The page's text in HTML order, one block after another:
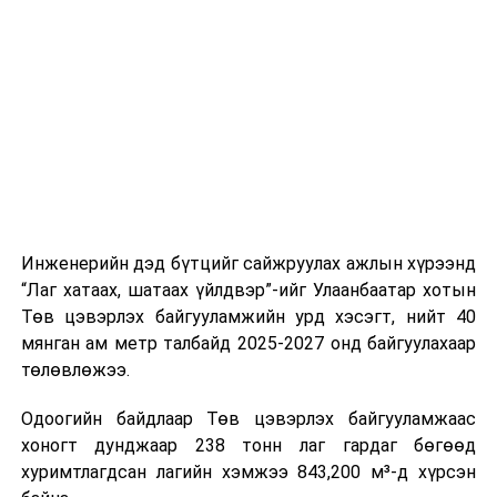
өдөр тутмын ажлын бэлэн байдлыг хангах зэрэг
практик ур чадварыг сургалтын хөтөлбөрт тусгажээ.
Сургалтыг танилцуулах лекц, асуулт-хариулт,
жишээнд суурилсан сургалт, багаар ажиллах дасгал,
танилцах, онцгой нөхцөлд ажиллах дадлага зэрэг
онол, практик хосолсон хэлбэрээр зохион байгуулж
байна.
Инженерийн дэд бүтцийг сайжруулах ажлын хүрээнд
“Лаг хатаах, шатаах үйлдвэр”-ийг Улаанбаатар хотын
Төв цэвэрлэх байгууламжийн урд хэсэгт, нийт 40
мянган ам метр талбайд 2025-2027 онд байгуулахаар
төлөвлөжээ.
Одоогийн байдлаар Төв цэвэрлэх байгууламжаас
хоногт дунджаар 238 тонн лаг гардаг бөгөөд
хуримтлагдсан лагийн хэмжээ 843,200 м³-д хүрсэн